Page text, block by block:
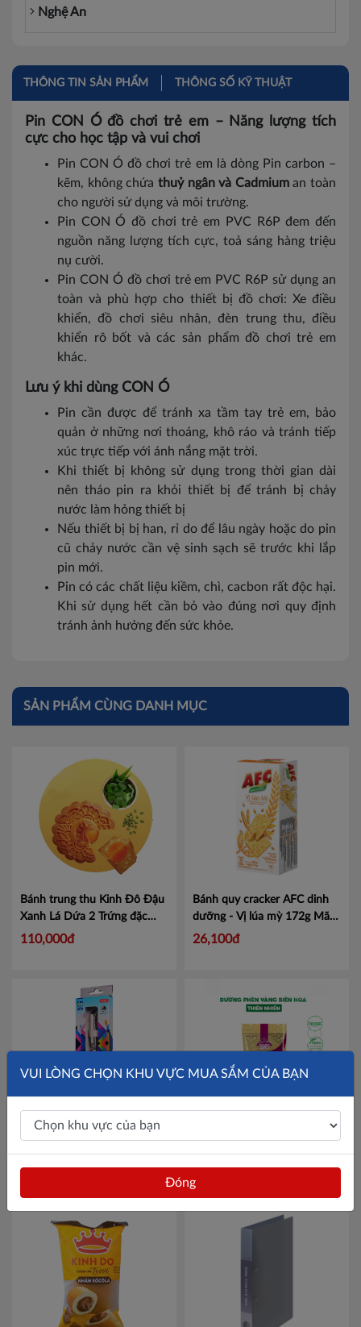
Nghệ An
THÔNG TIN SẢN PHẨM THÔNG SỐ KỸ THUẬT
Pin CON Ó đồ chơi trẻ em – Năng lượng tích
cực cho học tập và vui chơi
Pin CON Ó đồ chơi trẻ em là dòng Pin carbon –
kẽm, không chứa thuỷ ngân và Cadmiuman toàn
cho người sử dụng và môi trường.
Pin CON Ó đồ chơi trẻ em PVC R6P đem đến
nguồn năng lượng tích cực, toả sáng hàng triệu
nụ cười.
Pin CON Ó đồ chơi trẻ em PVC R6P sử dụng an
toàn và phù hợp cho thiết bị đồ chơi: Xe điều
khiển, đồ chơi siêu nhân, đèn trung thu, điều
khiển rô bốt và các sản phẩm đồ chơi trẻ em
khác.
Lưu ý khi dùng CON Ó
Pin cần được để tránh xa tầm tay trẻ em, bảo
quản ở những nơi thoáng, khô ráo và tránh tiếp
xúc trực tiếp với ánh nắng mặt trời.
Khi thiết bị không sử dụng trong thời gian dài
nên tháo pin ra khỏi thiết bị để tránh bị chảy
nước làm hỏng thiết bị
Nếu thiết bị bị han, rỉ do để lâu ngày hoặc do pin
cũ chảy nước cần vệ sinh sạch sẽ trước khi lắp
pin mới.
Pin có các chất liệu kiềm, chì, cacbon rất độc hại.
Khi sử dụng hết cần bỏ vào đúng nơi quy định
tránh ảnh hưởng đến sức khỏe.
SẢN PHẨM CÙNG DANH MỤC
Bánh trung thu Kinh Đô Đậu
Xanh Lá Dứa 2 Trứng đặc
biệt 210gMã L
110,000đ
Bánh quy cracker AFC dinh
dưỡng - Vị lúa mỳ 172g Mã
4305248
26,100đ
Bút Linc Gel Inklusion #2820
120,000đ
500grMã ĐPVTN500G
871,189đ
VUI LÒNG CHỌN KHU VỰC MUA SẮM CỦA BẠN
Đóng